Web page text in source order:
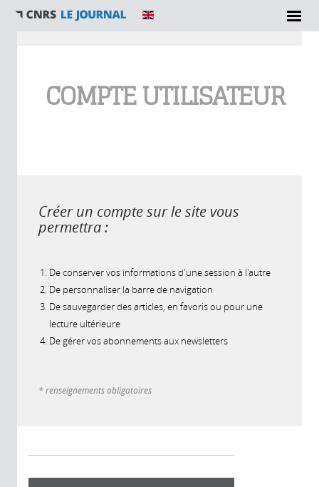
COMPTE UTILISATEUR
Créer un compte sur le site vous
permettra :
De conserver vos informations d'une session à l'autre
De personnaliser la barre de navigation
De sauvegarder des articles, en favoris ou pour une
lecture ultérieure
De gérer vos abonnements aux newsletters
* renseignements obligatoires